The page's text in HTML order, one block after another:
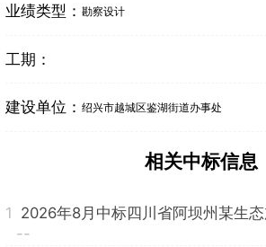
业绩类型： 勘察设计
工期：
建设单位： 绍兴市越城区鉴湖街道办事处
相关中标信息
1 2026年8月中标四川省阿坝州某生态
--